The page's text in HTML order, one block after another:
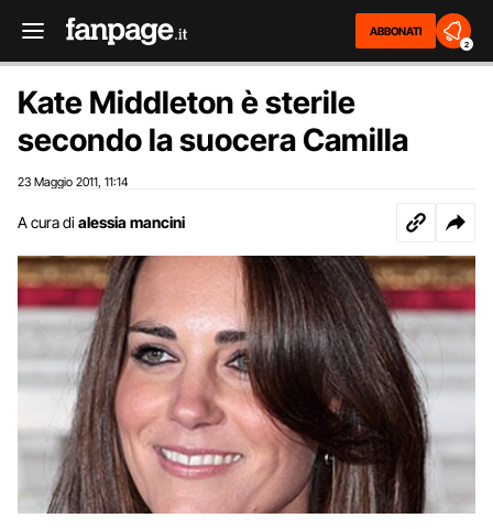
ABBONATI
2
Kate Middleton è sterile
secondo la suocera Camilla
23 Maggio 2011 11:14
A cura di alessia mancini